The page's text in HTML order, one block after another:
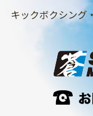
キックボクシング